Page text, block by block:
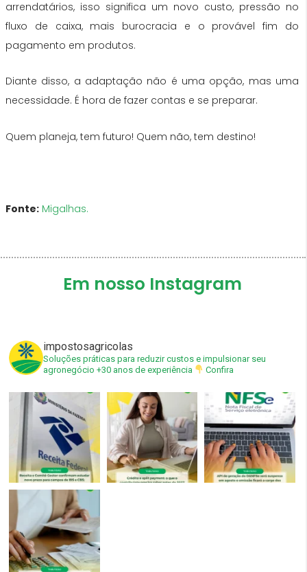
arrendatários, isso significa um novo custo, pressão no
fluxo de caixa, mais burocracia e o provável fim do
pagamento em produtos.
Diante disso, a adaptação não é uma opção, mas uma
necessidade. É hora de fazer contas e se preparar.
Quem planeja, tem futuro! Quem não, tem destino!
Fonte: Migalhas.
Em nosso Instagram
impostosagricolas
Soluções práticas para reduzir custos e impulsionar seu
agronegócio +30 anos de experiência Confira